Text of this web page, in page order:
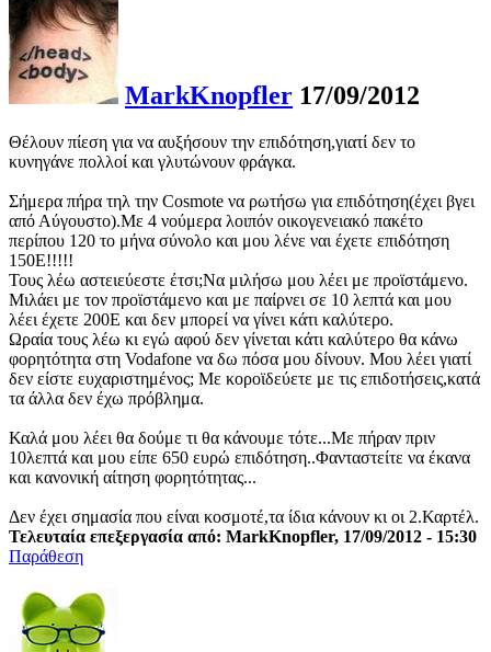
MarkKnopfler 17/09/2012
Θέλουν πίεση για να αυξήσουν την επιδότηση,γιατί δεν το
κυνηγάνε πολλοί και γλυτώνουν φράγκα.
Σήμερα πήρα τηλ την Cosmote να ρωτήσω για επιδότηση(έχει βγει
από Αύγουστο).Με 4 νούμερα λοιπόν οικογενειακό πακέτο
περίπου 120 το μήνα σύνολο και μου λένε ναι έχετε επιδότηση
150Ε!!!!!
Τους λέω αστειεύεστε έτσι;Να μιλήσω μου λέει με προϊστάμενο.
Μιλάει με τον προϊστάμενο και με παίρνει σε 10 λεπτά και μου
λέει έχετε 200Ε και δεν μπορεί να γίνει κάτι καλύτερο.
Ωραία τους λέω κι εγώ αφού δεν γίνεται κάτι καλύτερο θα κάνω
φορητότητα στη Vodafone να δω πόσα μου δίνουν. Μου λέει γιατί
δεν είστε ευχαριστημένος; Με κοροϊδεύετε με τις επιδοτήσεις,κατά
τα άλλα δεν έχω πρόβλημα.
Καλά μου λέει θα δούμε τι θα κάνουμε τότε...Με πήραν πριν
10λεπτά και μου είπε 650 ευρώ επιδότηση..Φανταστείτε να έκανα
και κανονική αίτηση φορητότητας...
Δεν έχει σημασία που είναι κοσμοτέ,τα ίδια κάνουν κι οι 2.Καρτέλ.
Τελευταία επεξεργασία από: MarkKnopfler, 17/09/2012 - 15:30
Παράθεση